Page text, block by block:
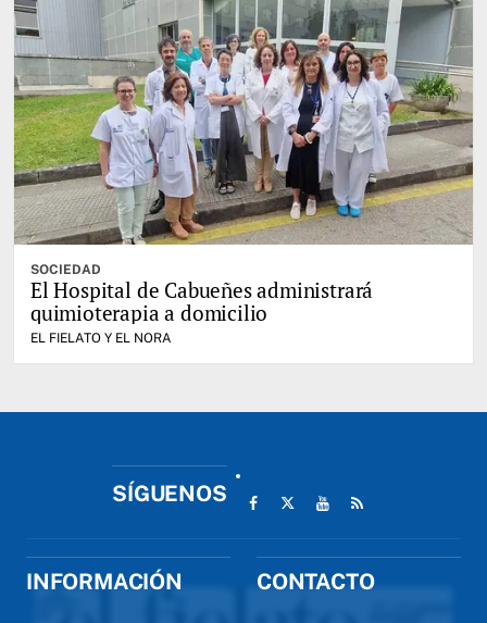
SOCIEDAD
El Hospital de Cabueñes administrará
quimioterapia a domicilio
EL FIELATO Y EL NORA
SÍGUENOS
INFORMACIÓN CONTACTO